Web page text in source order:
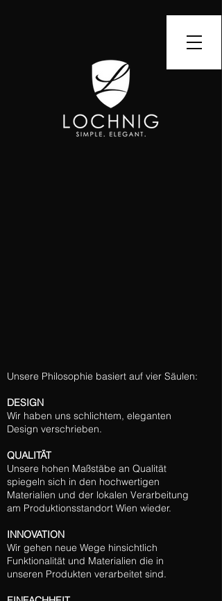
Unsere Philosophie basiert auf vier Säulen:
DESIGN
Wir haben uns schlichtem, eleganten
Design verschrieben.
QUALITÄT
Unsere hohen Maßstäbe an Qualität
spiegeln sich in den hochwertigen
Materialien und der lokalen Verarbeitung
am Produktionsstandort Wien wieder.
INNOVATION
Wir gehen neue Wege hinsichtlich
Funktionalität und Materialien die in
unseren Produkten verarbeitet sind.